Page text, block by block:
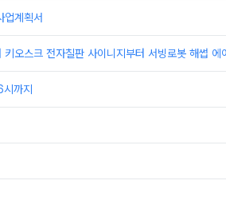
계획서
오스크 전자칠판 사이니지부터 서빙로봇 해썹
까지